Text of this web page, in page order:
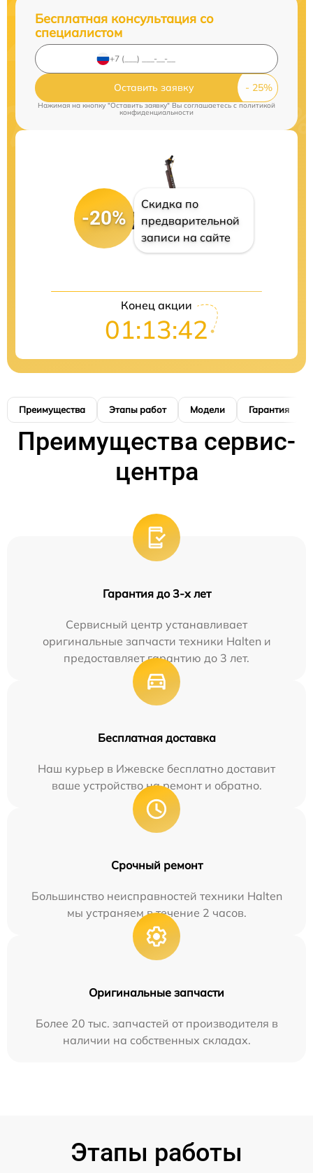
Бесплатная консультация со
специалистом
Оставить заявку
Нажимая на кнопку "Оставить заявку" Вы соглашаетесь cполитикой
конфиденциальности
-20%
Скидка по
предварительной
записи на сайте
Конец акции
01:13:41
Преимущества Этапы работ Модели Гарантия
Преимущества сервис-
центра
Гарантия до 3-х лет
Сервисный центр устанавливает
оригинальные запчасти техники Halten и
предоставляет гарантию до 3 лет.
Бесплатная доставка
Наш курьер в Ижевске бесплатно доставит
ваше устройство на ремонт и обратно.
Срочный ремонт
Большинство неисправностей техники Halten
мы устраняем в течение 2 часов.
Оригинальные запчасти
Более 20 тыс. запчастей от производителя в
наличии на собственных складах.
Этапы работы